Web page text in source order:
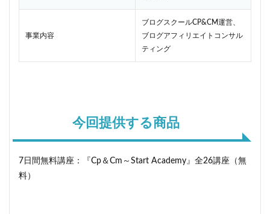
事業内容
ブログスクールCP&CM運営、
ブログアフィリエイトコンサル
ティング
今回提供する商品
7日間無料講座：『Cp＆Cm～Start Academy』全26講座（無
料）